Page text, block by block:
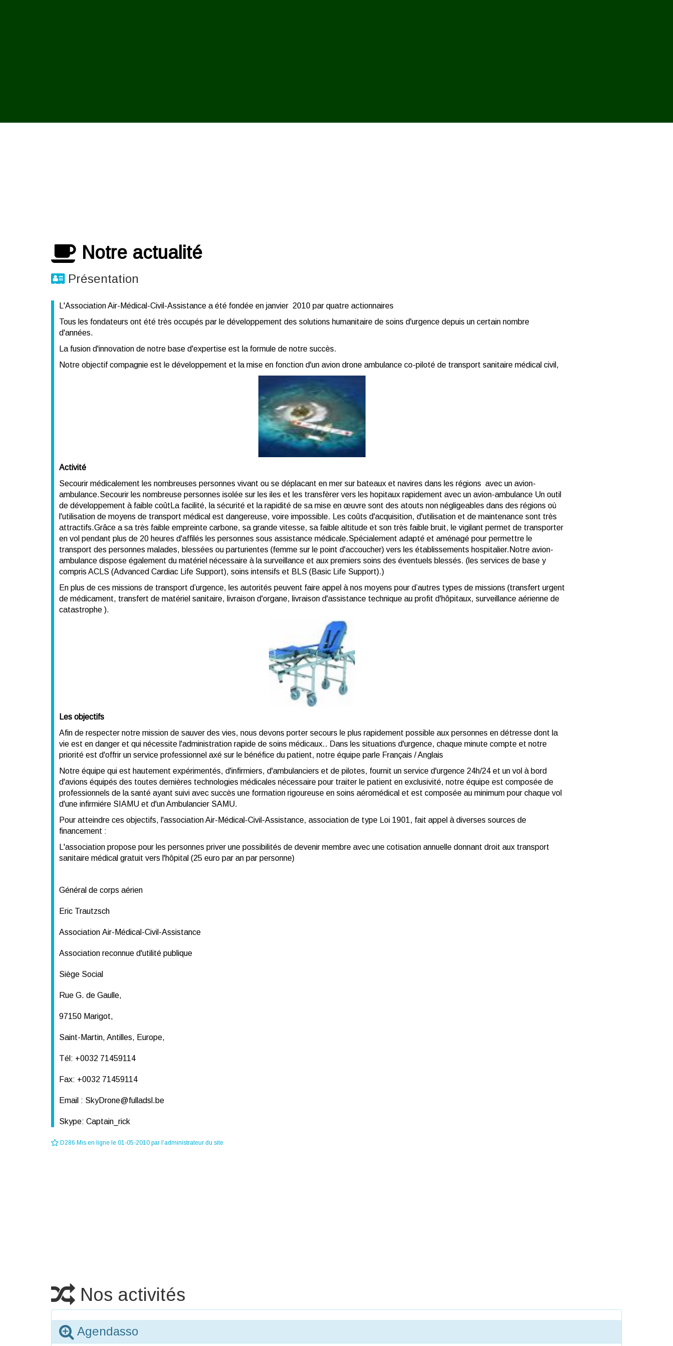
Notre actualité
Présentation
L'Association Air-Médical-Civil-Assistance a été fondée en janvier 2010 par quatre actionnaires
Tous les fondateurs ont été très occupés par le développement des solutions humanitaire de soins d'urgence depuis un certain nombre
d'années.
La fusion d'innovation de notre base d'expertise est la formule de notre succès.
Notre objectif compagnie est le développement et la mise en fonction d'un avion drone ambulance co-piloté de transport sanitaire médical civil,
Activité
Secourir médicalement les nombreuses personnes vivant ou se déplacant en mer sur bateaux et navires dans les régions avec un avion-
ambulance.Secourir les nombreuse personnes isolée sur les iles et les transfèrer vers les hopitaux rapidement avec un avion-ambulance Un outil
de développement à faible coût La facilité, la sécurité et la rapidité de sa mise en œuvre sont des atouts non négligeables dans des régions où
l'utilisation de moyens de transport médical est dangereuse, voire impossible. Les coûts d'acquisition, d'utilisation et de maintenance sont très
attractifs.Grâce a sa très faible empreinte carbone, sa grande vitesse, sa faible altitude et son très faible bruit, le vigilant permet de transporter
en vol pendant plus de 20 heures d'affilés les personnes sous assistance médicale.Spécialement adapté et aménagé pour permettre le
transport des personnes malades, blessées ou parturientes (femme sur le point d'accoucher) vers les établissements hospitalier. Notre avion-
ambulance dispose également du matériel nécessaire à la surveillance et aux premiers soins des éventuels blessés. (les services de base y
compris ACLS (Advanced Cardiac Life Support), soins intensifs et BLS (Basic Life Support).)
En plus de ces missions de transport d’urgence, les autorités peuvent faire appel à nos moyens pour d’autres types de missions (transfert urgent
de médicament, transfert de matériel sanitaire, livraison d'organe, livraison d'assistance technique au profit d'hôpitaux, surveillance aérienne de
catastrophe ).
Les objectifs
Afin de respecter notre mission de sauver des vies, nous devons porter secours le plus rapidement possible aux personnes en détresse dont la
vie est en danger et qui nécessite l'administration rapide de soins médicaux.. Dans les situations d'urgence, chaque minute compte et notre
priorité est d'offrir un service professionnel axé sur le bénéfice du patient, notre équipe parle Français / Anglais
Notre équipe qui est hautement expérimentés, d'infirmiers, d'ambulanciers et de pilotes, fournit un service d'urgence 24h/24 et un vol à bord
d'avions équipés des toutes dernières technologies médicales nécessaire pour traiter le patient en exclusivité, notre équipe est composée de
professionnels de la santé ayant suivi avec succès une formation rigoureuse en soins aéromédical et est composée au minimum pour chaque vol
d'une infirmiére SIAMU et d'un Ambulancier SAMU.
Pour atteindre ces objectifs, l'association Air-Médical-Civil-Assistance, association de type Loi 1901, fait appel à diverses sources de
financement :
L'association propose pour les personnes priver une possibilités de devenir membre avec une cotisation annuelle donnant droit aux transport
sanitaire médical gratuit vers l'hôpital (25 euro par an par personne)
Général de corps aérien
Eric Trautzsch
Association Air-Médical-Civil-Assistance
Association reconnue d'utilité publique
Siège Social
Rue G. de Gaulle,
97150 Marigot,
Saint-Martin, Antilles, Europe,
Tél: +0032 71459114
Fax: +0032 71459114
Email : SkyDrone@fulladsl.be
Skype: Captain_rick
D286 Mis en ligne le 01-05-2010 par l'administrateur du site
Nos activités
Agendasso